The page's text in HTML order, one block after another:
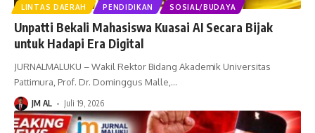
LINTAS DAERAH PENDIDIKAN SOSIAL/BUDAYA
Unpatti Bekali Mahasiswa Kuasai AI Secara Bijak
untuk Hadapi Era Digital
JURNALMALUKU – Wakil Rektor Bidang Akademik Universitas
Pattimura, Prof. Dr. Dominggus Malle, …
JM AL Juli 19, 2026